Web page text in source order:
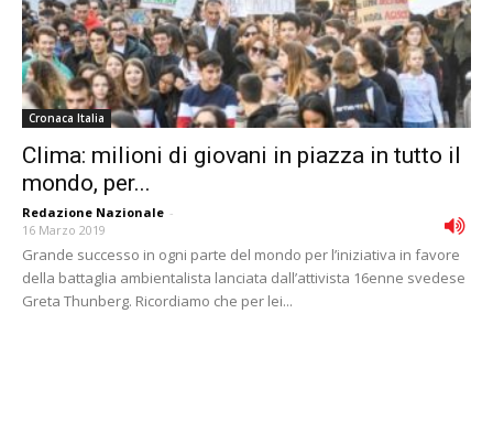
Cronaca Italia
Clima: milioni di giovani in piazza in tutto il
mondo, per...
Redazione Nazionale -
16 Marzo 2019
Grande successo in ogni parte del mondo per l’iniziativa in favore
della battaglia ambientalista lanciata dall’attivista 16enne svedese
Greta Thunberg. Ricordiamo che per lei...